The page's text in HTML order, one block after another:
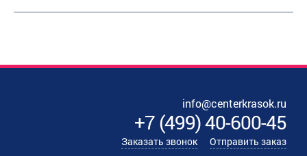
info@centerkrasok.ru
+7(499)40-600-45
Заказать звонок Отправить заказ